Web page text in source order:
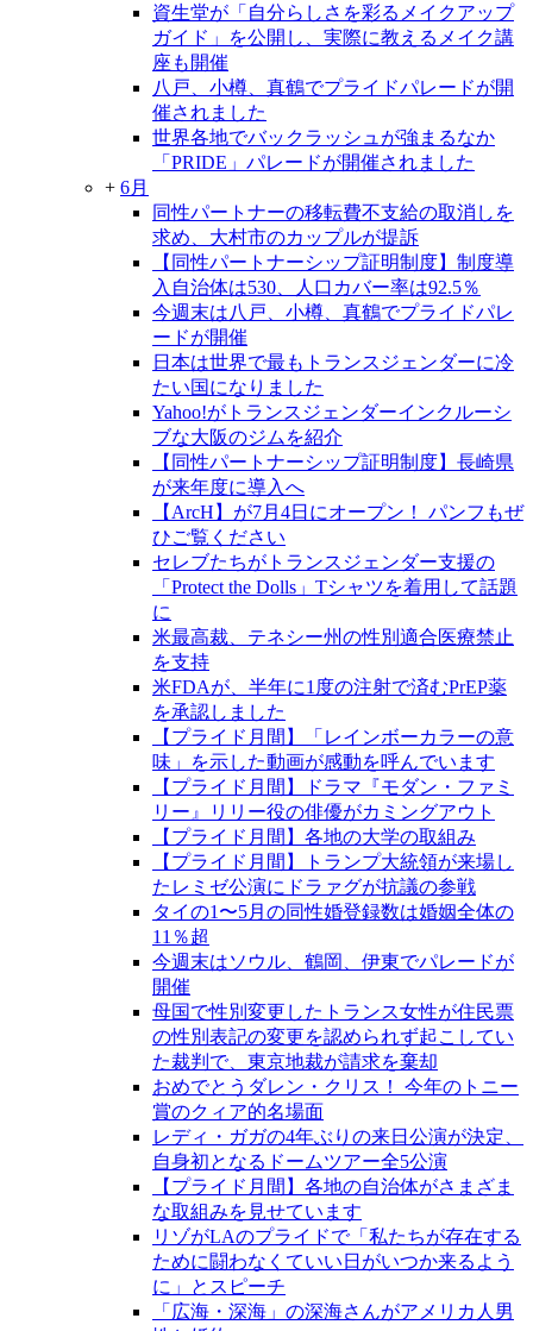
資生堂が「自分らしさを彩るメイクアップ
ガイド」を公開し、実際に教えるメイク講
座も開催
八戸、小樽、真鶴でプライドパレードが開
催されました
世界各地でバックラッシュが強まるなか
「PRIDE」パレードが開催されました
+ 6月
同性パートナーの移転費不支給の取消しを
求め、大村市のカップルが提訴
【同性パートナーシップ証明制度】制度導
入自治体は530、人口カバー率は92.5％
今週末は八戸、小樽、真鶴でプライドパレ
ードが開催
日本は世界で最もトランスジェンダーに冷
たい国になりました
Yahoo!がトランスジェンダーインクルーシ
ブな大阪のジムを紹介
【同性パートナーシップ証明制度】長崎県
が来年度に導入へ
【ArcH】が7月4日にオープン！ パンフもぜ
ひご覧ください
セレブたちがトランスジェンダー支援の
「Protect the Dolls」Tシャツを着用して話題
に
米最高裁、テネシー州の性別適合医療禁止
を支持
米FDAが、半年に1度の注射で済むPrEP薬
を承認しました
【プライド月間】「レインボーカラーの意
味」を示した動画が感動を呼んでいます
【プライド月間】ドラマ『モダン・ファミ
リー』リリー役の俳優がカミングアウト
【プライド月間】各地の大学の取組み
【プライド月間】トランプ大統領が来場し
たレミゼ公演にドラァグが抗議の参戦
タイの1〜5月の同性婚登録数は婚姻全体の
11％超
今週末はソウル、鶴岡、伊東でパレードが
開催
母国で性別変更したトランス女性が住民票
の性別表記の変更を認められず起こしてい
た裁判で、東京地裁が請求を棄却
おめでとうダレン・クリス！ 今年のトニー
賞のクィア的名場面
レディ・ガガの4年ぶりの来日公演が決定、
自身初となるドームツアー全5公演
【プライド月間】各地の自治体がさまざま
な取組みを見せています
リゾがLAのプライドで「私たちが存在する
ために闘わなくていい日がいつか来るよう
に」とスピーチ
「広海・深海」の深海さんがアメリカ人男